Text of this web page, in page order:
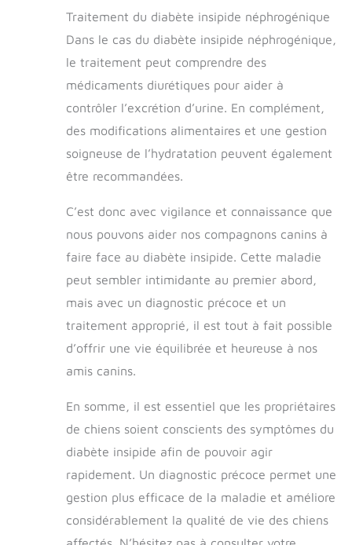
Traitement du diabète insipide néphrogénique
Dans le cas du diabète insipide néphrogénique,
le traitement peut comprendre des
médicaments diurétiques pour aider à
contrôler l’excrétion d’urine. En complément,
des modifications alimentaires et une gestion
soigneuse de l’hydratation peuvent également
être recommandées.
C’est donc avec vigilance et connaissance que
nous pouvons aider nos compagnons canins à
faire face au diabète insipide. Cette maladie
peut sembler intimidante au premier abord,
mais avec un diagnostic précoce et un
traitement approprié, il est tout à fait possible
d’offrir une vie équilibrée et heureuse à nos
amis canins.
En somme, il est essentiel que les propriétaires
de chiens soient conscients des symptômes du
diabète insipide afin de pouvoir agir
rapidement. Un diagnostic précoce permet une
gestion plus efficace de la maladie et améliore
considérablement la qualité de vie des chiens